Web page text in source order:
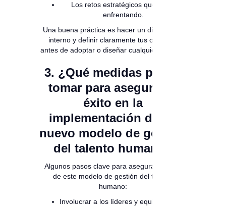
Los retos estratégicos que estás
enfrentando.
Una buena práctica es hacer un diagnóstico
interno y definir claramente tus objetivos
antes de adoptar o diseñar cualquier modelo.
3. ¿Qué medidas puedo
tomar para asegurar el
éxito en la
implementación de un
nuevo modelo de gestión
del talento humano?
Algunos pasos clave para asegurar el éxito
de este modelo de gestión del talento
humano:
Involucrar a los líderes y equipos desde